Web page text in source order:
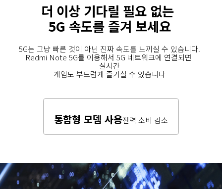
더 이상 기다릴 필요 없는
5G 속도를 즐겨 보세요
5G는 그냥 빠른 것이 아닌 진짜 속도를 느끼실 수 있습니다.
Redmi Note 5G를 이용해서 5G 네트워크에 연결되면
실시간
게임도 부드럽게 즐기실 수 있습니다
전력 소비 감소